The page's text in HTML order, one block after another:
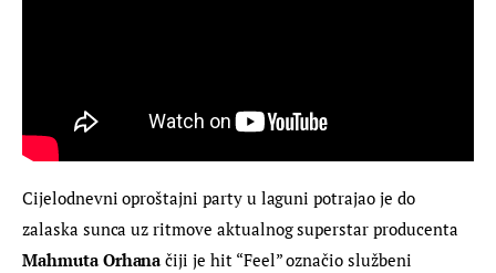
Cijelodnevni oproštajni party u laguni potrajao je do
zalaska sunca uz ritmove aktualnog superstar producenta
Mahmuta Orhana čiji je hit “Feel” označio službeni